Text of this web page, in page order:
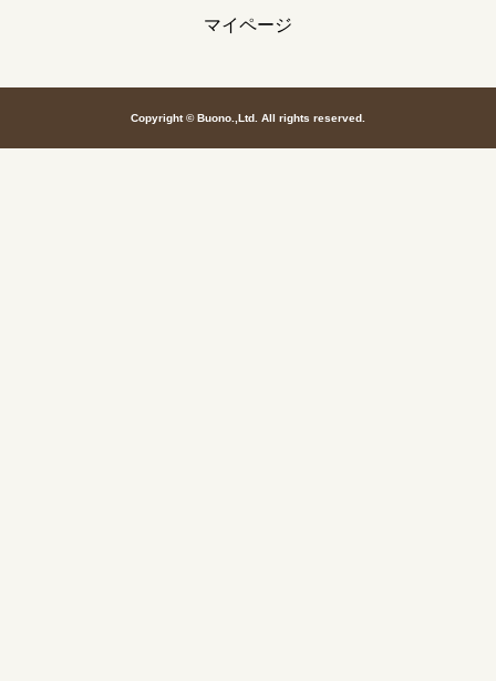
マイページ
Copyright © Buono.,Ltd. All rights reserved.